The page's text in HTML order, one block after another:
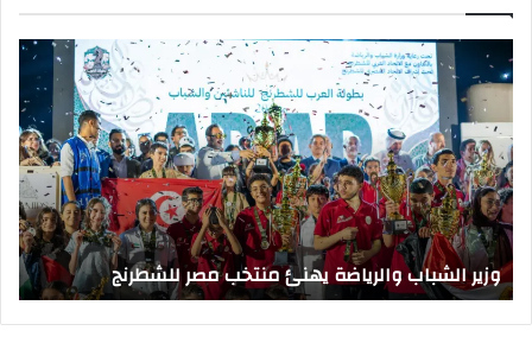
الشباب
والرياضة
يهنئ
منتخب
مصر
للشطرنج
وزير الشباب والرياضة يهنئ منتخب مصر للشطرنج